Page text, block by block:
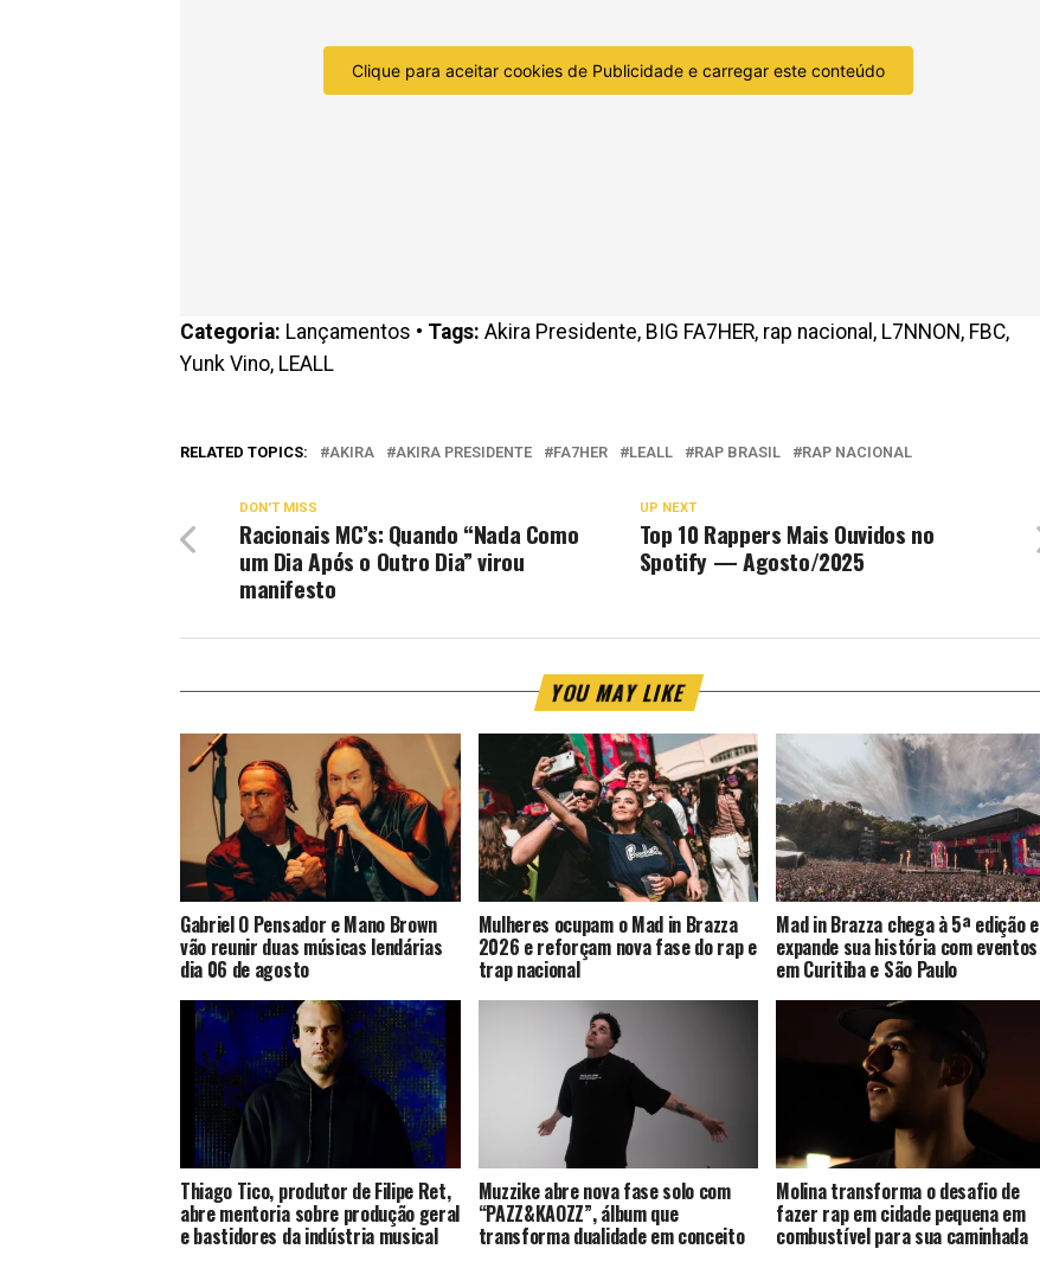
Clique para aceitar cookies de Publicidade e carregar este conteúdo
Categoria: Lançamentos • Tags: Akira Presidente, BIG FA7HER, rap nacional, L7NNON, FBC,
Yunk Vino, LEALL
RELATED TOPICS: AKIRA AKIRA PRESIDENTE FA7HER LEALL RAP BRASIL RAP NACIONAL
UP NEXT
Top 10 Rappers Mais Ouvidos no
Spotify — Agosto/2025
DON'T MISS
Racionais MC’s: Quando “Nada Como
um Dia Após o Outro Dia” virou
manifesto
YOU MAY LIKE
Gabriel O Pensador e Mano Brown
vão reunir duas músicas lendárias
dia 06 de agosto
Mulheres ocupam o Mad in Brazza
2026 e reforçam nova fase do rap e
trap nacional
Mad in Brazza chega à 5ª edição e
expande sua história com eventos
em Curitiba e São Paulo
Thiago Tico, produtor de Filipe Ret,
abre mentoria sobre produção geral
e bastidores da indústria musical
Muzzike abre nova fase solo com
“PAZZ&KAOZZ”, álbum que
transforma dualidade em conceito
Molina transforma o desafio de
fazer rap em cidade pequena em
combustível para sua caminhada